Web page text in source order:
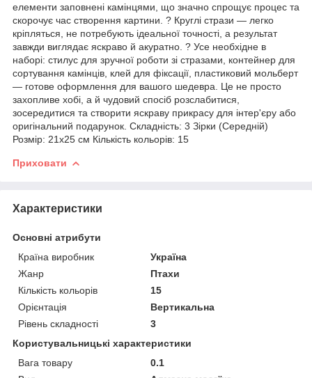
елементи заповнені камінцями, що значно спрощує процес та
скорочує час створення картини. ? Круглі стрази — легко
кріпляться, не потребують ідеальної точності, а результат
завжди виглядає яскраво й акуратно. ? Усе необхідне в
наборі: стилус для зручної роботи зі стразами, контейнер для
сортування камінців, клей для фіксації, пластиковий мольберт
— готове оформлення для вашого шедевра. Це не просто
захопливе хобі, а й чудовий спосіб розслабитися,
зосередитися та створити яскраву прикрасу для інтер'єру або
оригінальний подарунок. Складність: 3 Зірки (Середній)
Розмір: 21х25 см Кількість кольорів: 15
Приховати
Характеристики
Основні атрибути
Країна виробник
Україна
Жанр
Птахи
Кількість кольорів
15
Орієнтація
Вертикальна
Рівень складності
3
Користувальницькі характеристики
Вага товару
0.1